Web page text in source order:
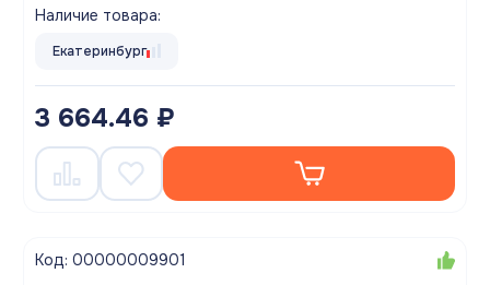
Наличие товара:
Екатеринбург
3 664.46 ₽
Код: 00000009901